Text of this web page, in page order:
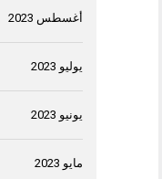
أغسطس 2023
يوليو 2023
يونيو 2023
مايو 2023